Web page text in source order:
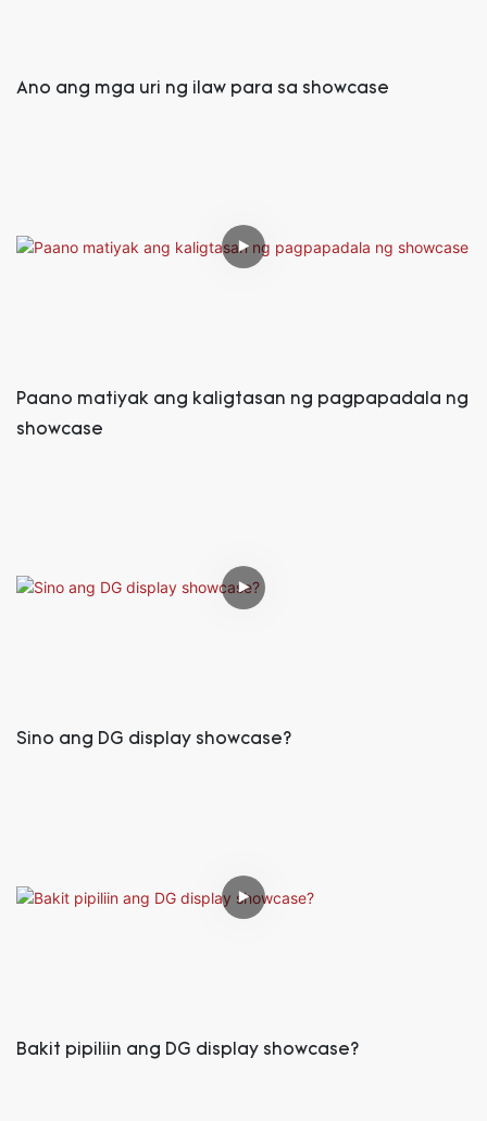
Ano ang mga uri ng ilaw para sa showcase
Paano matiyak ang kaligtasan ng pagpapadala ng
showcase
Sino ang DG display showcase?
Bakit pipiliin ang DG display showcase?